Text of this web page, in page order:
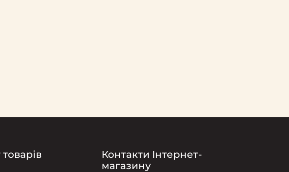
Контакти Інтернет-
магазину